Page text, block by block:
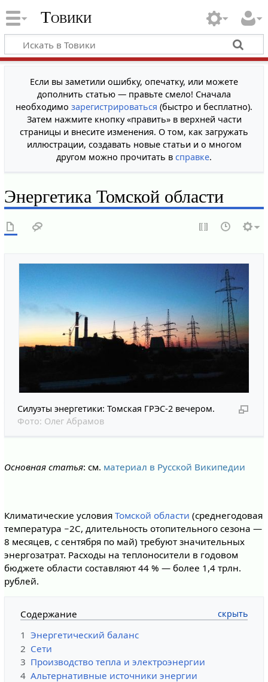
Товики
Если вы заметили ошибку, опечатку, или можете
дополнить статью — правьте смело! Сначала
необходимо зарегистрироваться (быстро и бесплатно).
Затем нажмите кнопку «править» в верхней части
страницы и внесите изменения. О том, как загружать
иллюстрации, создавать новые статьи и о многом
другом можно прочитать в справке.
Энергетика Томской области
Силуэты энергетики: Томская ГРЭС-2 вечером.
Фото: Олег Абрамов
Основная статья: см. материал в Русской Википедии
Климатические условия Томской области (среднегодовая
температура −2С, длительность отопительного сезона —
8 месяцев, с сентября по май) требуют значительных
энергозатрат. Расходы на теплоносители в годовом
бюджете области составляют 44 % — более 1,4 трлн.
рублей.
Содержание
1 Энергетический баланс
2 Сети
3 Производство тепла и электроэнергии
4 Альтернативные источники энергии